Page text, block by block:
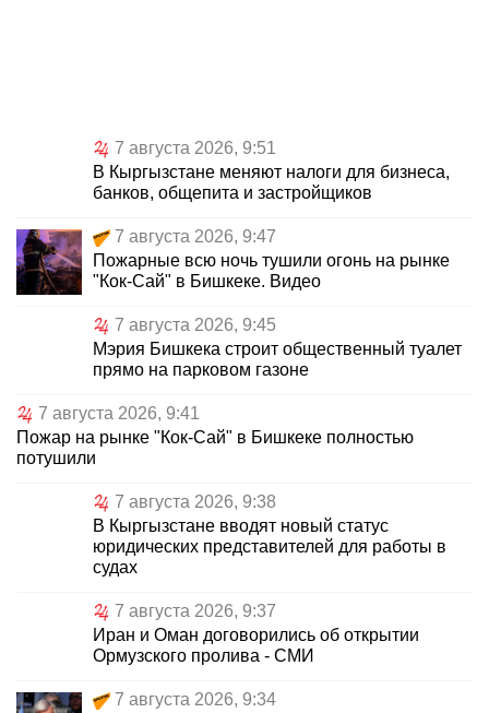
7 августа 2026, 9:51
В Кыргызстане меняют налоги для бизнеса,
банков, общепита и застройщиков
7 августа 2026, 9:47
Пожарные всю ночь тушили огонь на рынке
"Кок-Сай" в Бишкеке. Видео
7 августа 2026, 9:45
Мэрия Бишкека строит общественный туалет
прямо на парковом газоне
7 августа 2026, 9:41
Пожар на рынке "Кок-Сай" в Бишкеке полностью
потушили
7 августа 2026, 9:38
В Кыргызстане вводят новый статус
юридических представителей для работы в
судах
7 августа 2026, 9:37
Иран и Оман договорились об открытии
Ормузского пролива - СМИ
7 августа 2026, 9:34